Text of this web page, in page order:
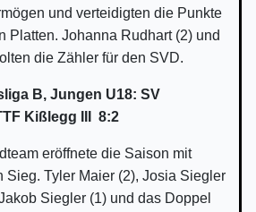
und verteidigten die Punkte
Platten. Johanna Rudhart (2) und
die Zähler für den SVD.
B, Jungen U18: SV
Kißlegg III 8:2
eröffnete die Saison mit
Sieg. Tyler Maier (2), Josia Siegler
Siegler (1) und das Doppel